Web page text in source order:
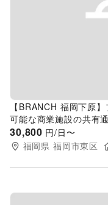
Previous slide
【BRANCH 福岡下原
可能な商業施設の共有
30,800 円/日〜
福岡県 福岡市東区